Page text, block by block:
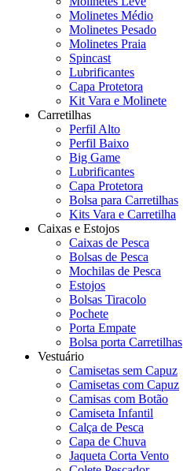
Molinetes Médio
Molinetes Pesado
Molinetes Praia
Spincast
Lubrificantes
Capa Protetora
Kit Vara e Molinete
Carretilhas
Perfil Alto
Perfil Baixo
Big Game
Lubrificantes
Capa Protetora
Bolsa para Carretilhas
Kits Vara e Carretilha
Caixas e Estojos
Caixas de Pesca
Bolsas de Pesca
Mochilas de Pesca
Estojos
Bolsas Tiracolo
Pochete
Porta Empate
Bolsa porta Carretilhas
Vestuário
Camisetas sem Capuz
Camisetas com Capuz
Camisas com Botão
Camiseta Infantil
Calça de Pesca
Capa de Chuva
Jaqueta Corta Vento